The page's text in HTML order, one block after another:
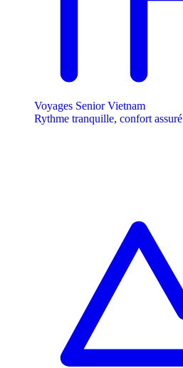
Voyages Senior Vietnam
Rythme tranquille, confort assuré